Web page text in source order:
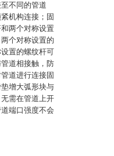
不同的管道
机构连接；固
两个对称设置
个对称设置的
置的螺纹杆可
道相接触，防
道进行连接固
增大弧形块与
需在管道上开
端口强度不会